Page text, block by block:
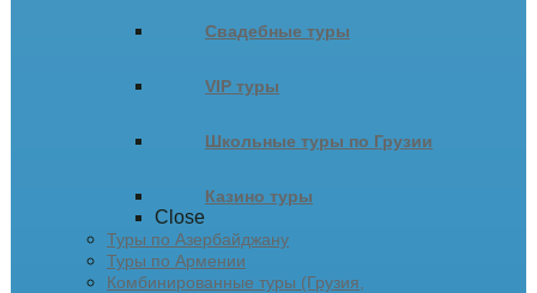
Свадебные туры
VIP туры
Школьные туры по Грузии
Казино туры
Close
Туры по Азербайджану
Туры по Армении
Комбинированные туры (Грузия,